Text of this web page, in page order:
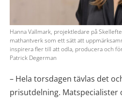
Hanna Vallmark, projektledare på
mathantverk som ett sätt att
inspirera fler till att odla, producera och
Patrick Degerman
– Hela torsdagen tävlas det
prisutdelning. Matspecialister